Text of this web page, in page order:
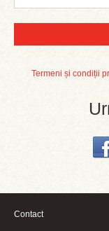
Termeni și condiții
Contact